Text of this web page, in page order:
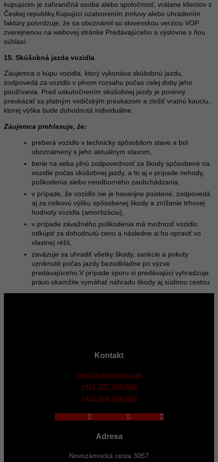
kupujúcim je zahraničná osoba alebo spoločnosť, vrátane klientov z
Českej republiky.Kupujúci uzatvorením zmluvy alebo uhradením
faktúry potvrdzuje, že sa oboznámil so slovenskou verziou VOP
zverejnenou na webovej stránke Predávajúceho a výslovne s ňou
súhlasí.
15. Skúšobná jazda vozidla
Záujemca o kúpu vozidla, ktorý vykonáva skúšobnú jazdu,
zodpovedá za vozidlo v plnom rozsahu počas celej doby jeho
používania. Pred uskutočnením skúšobnej jazdy je povinný
preukázať sa platným vodičským preukazom a zložiť vratnú kauciu,
ktorej výška bude dohodnutá individuálne.
Záujemca prehlasuje, že:
preberá vozidlo v technicky spôsobilom stave a bol
oboznámený s jeho aktuálnym stavom,
berie na seba plnú zodpovednosť za škody spôsobené na
vozidle počas skúšobnej jazdy, a to aj v prípade nehody,
poškodenia alebo neodborného zaobchádzania,
v prípade, že vozidlo nie je havarijne poistené, zodpovedá
aj za celkovú výšku spôsobenej škody a zníženie trhovej
hodnoty vozidla (amortizáciu),
v prípade závažného poškodenia má možnosť vozidlo
odkúpiť za dohodnutú cenu a následne si ho opraviť vo
vlastnej réžii,
zaväzuje sa uhradiť všetky škody, sankcie a pokuty
vzniknuté počas jazdy bezodkladne po výzve
predávajúceho.V prípade sporu si predávajúci vyhradzuje
právo okamžite vymáhať náhradu škody aj súdnou cestou
Kontakt
info@automoniq.com
+421 907 555 666
+421 904 666 555
Adresa
Novozámocká cesta 3057